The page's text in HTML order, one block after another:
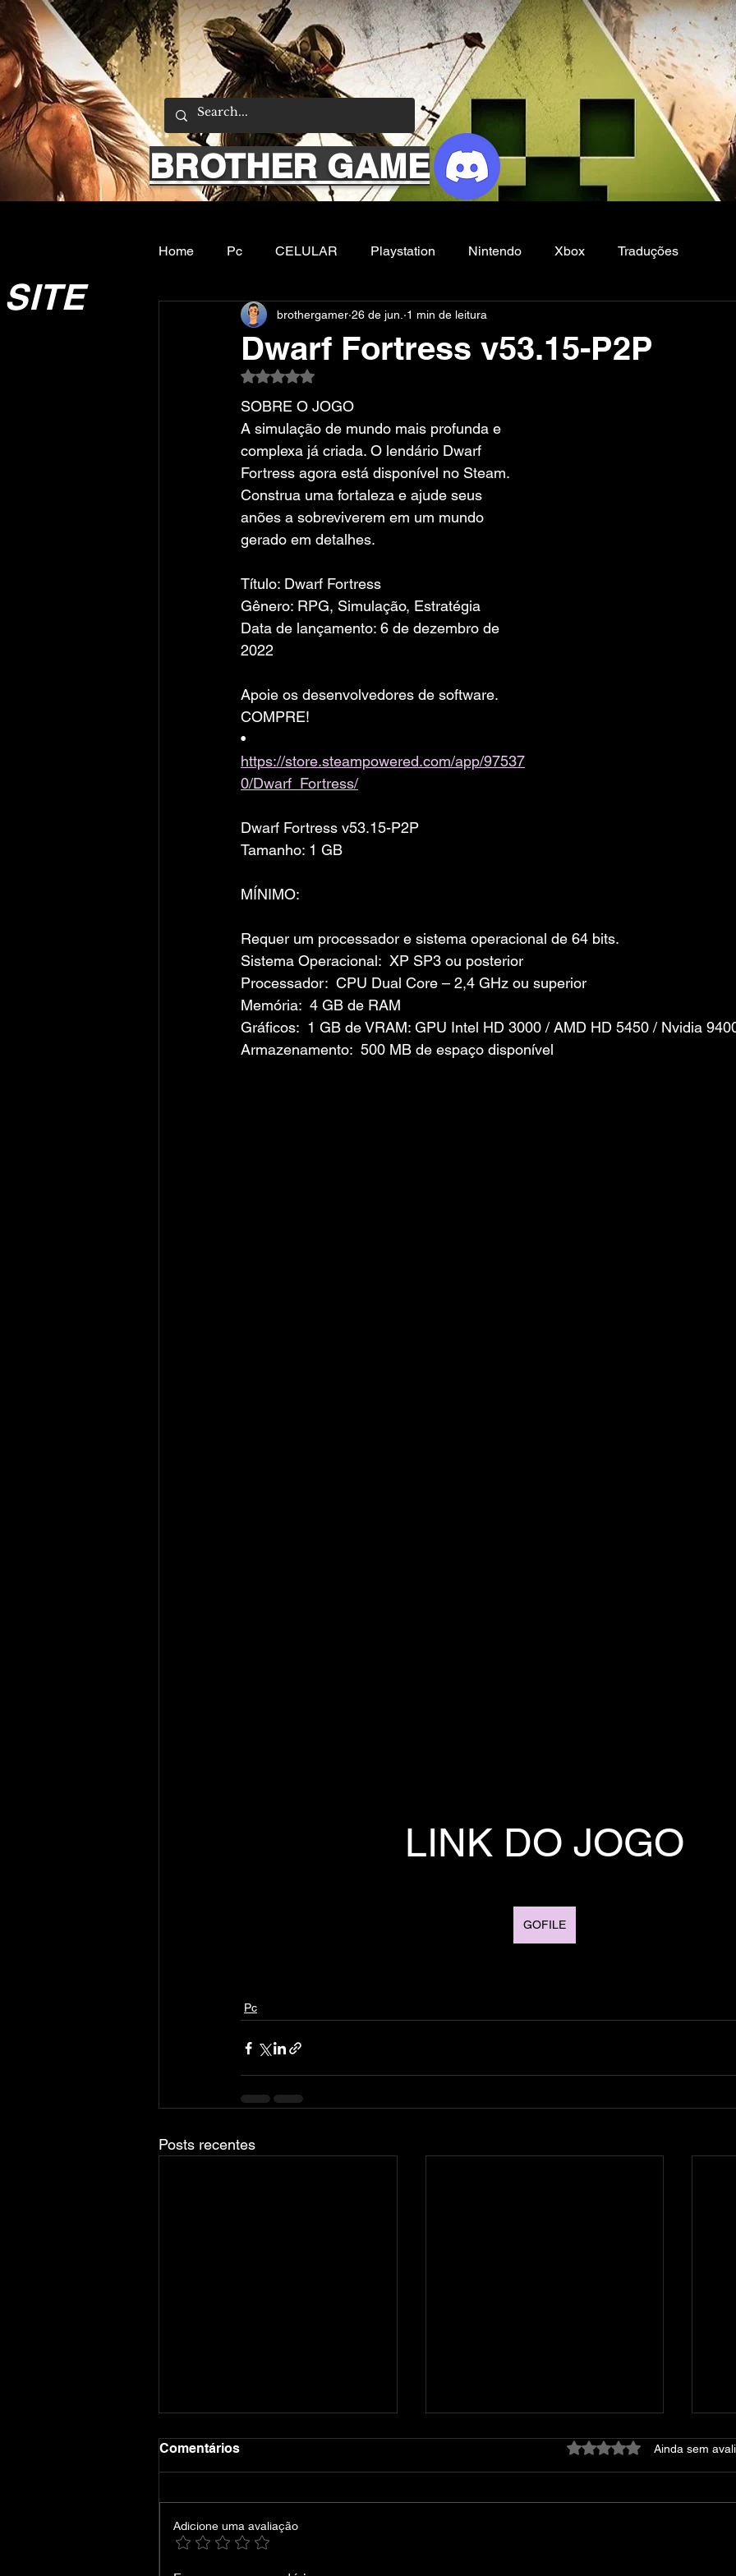
BROTHER GAME
Home Pc CELULAR Playstation Nintendo Xbox Traduções
Emuladores Sobre nos Filmes e Series
Dwarf Fortress v53.15-P2P
brothergamer 26 de jun. 1 min de leitura
Avaliado com NaN de 5 estrelas.
SOBRE O JOGO
A simulação de mundo mais profunda e
complexa já criada. O lendário Dwarf
Fortress agora está disponível no Steam.
Construa uma fortaleza e ajude seus
anões a sobreviverem em um mundo
gerado em detalhes.
Título: Dwarf Fortress
Gênero: RPG, Simulação, Estratégia
Data de lançamento: 6 de dezembro de
2022
Apoie os desenvolvedores de software.
COMPRE!
•
https://store.steampowered.com/app/97537
0/Dwarf_Fortress/
Dwarf Fortress v53.15-P2P
Tamanho: 1 GB
MÍNIMO:
Requer um processador e sistema operacional de 64 bits.
Sistema Operacional:  XP SP3 ou posterior
Processador:  CPU Dual Core – 2,4 GHz ou superior
Memória:  4 GB de RAM
Gráficos:  1 GB de VRAM: GPU Intel HD 3000 / AMD HD 5450 / Nvidia
Armazenamento:  500 MB de espaço disponível
LINK DO JOGO
GOFILE
Pc
Posts recentes
Comentários Avaliado com 0 de 5
Ainda sem
Adicione uma avaliação